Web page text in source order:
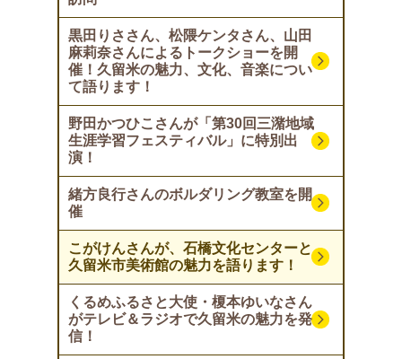
黒田りささん、松隈ケンタさん、山田
麻莉奈さんによるトークショーを開
催！久留米の魅力、文化、音楽につい
て語ります！
野田かつひこさんが「第30回三潴地域
生涯学習フェスティバル」に特別出
演！
緒方良行さんのボルダリング教室を開
催
こがけんさんが、石橋文化センターと
久留米市美術館の魅力を語ります！
くるめふるさと大使・榎本ゆいなさん
がテレビ＆ラジオで久留米の魅力を発
信！